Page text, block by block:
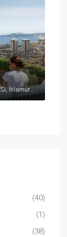
Abbasağa, REFERANS BEŞİKTAŞ SATIŞ OFİSİ, Ihlamur Yıldız Caddesi, Beşiktaş/İstanbul, Türkiye
(40)
(1)
(38)